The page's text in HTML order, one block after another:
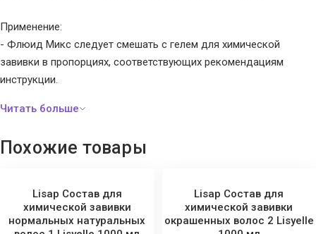
Применение:
- Флюид Микс следует смешать с гелем для химической
завивки в пропорциях, соответствующих рекомендациям
инструкции.
также возможностью дополнительного использования тепла.
Похожие товары
Lisap Состав для
химической завивки
нормальных натуральных
Lisap Состав для
химической завивки
окрашенных волос 2 Lisyelle